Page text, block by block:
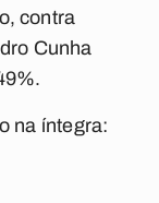
contra
Cunha
na íntegra: